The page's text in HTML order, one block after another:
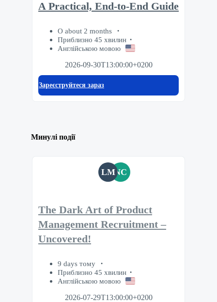
A Practical, End-to-End Guide
О about 2 months
Приблизно 45 хвилин
Англійською мовою
2026-09-30T13:00:00+0200
Зареєструйтеся зараз
Минулі події
LMNC
The Dark Art of Product
Management Recruitment –
Uncovered!
9 days тому
Приблизно 45 хвилин
Англійською мовою
2026-07-29T13:00:00+0200